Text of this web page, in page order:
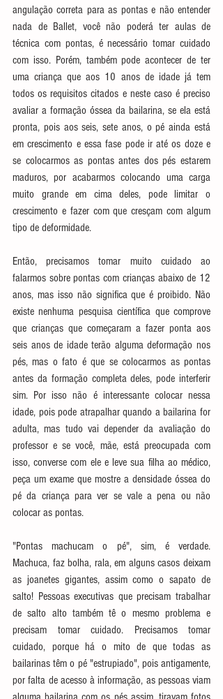
angulação correta para as pontas e não entender
nada de Ballet, você não poderá ter aulas de
técnica com pontas, é necessário tomar cuidado
com isso. Porém, também pode acontecer de ter
uma criança que aos 10 anos de idade já tem
todos os requisitos citados e neste caso é preciso
avaliar a formação óssea da bailarina, se ela está
pronta, pois aos seis, sete anos, o pé ainda está
em crescimento e essa fase pode ir até os doze e
se colocarmos as pontas antes dos pés estarem
maduros, por acabarmos colocando uma carga
muito grande em cima deles, pode limitar o
crescimento e fazer com que cresçam com algum
tipo de deformidade.
Então, precisamos tomar muito cuidado ao
falarmos sobre pontas com crianças abaixo de 12
anos, mas isso não significa que é proibido. Não
existe nenhuma pesquisa científica que comprove
que crianças que começaram a fazer ponta aos
seis anos de idade terão alguma deformação nos
pés, mas o fato é que se colocarmos as pontas
antes da formação completa deles, pode interferir
sim. Por isso não é interessante colocar nessa
idade, pois pode atrapalhar quando a bailarina for
adulta, mas tudo vai depender da avaliação do
professor e se você, mãe, está preocupada com
isso, converse com ele e leve sua filha ao médico,
peça um exame que mostre a densidade óssea do
pé da criança para ver se vale a pena ou não
colocar as pontas.
"Pontas machucam o pé", sim, é verdade.
Machuca, faz bolha, rala, em alguns casos deixam
as joanetes gigantes, assim como o sapato de
salto! Pessoas executivas que precisam trabalhar
de salto alto também tê o mesmo problema e
precisam tomar cuidado. Precisamos tomar
cuidado, porque há o mito de que todas as
bailarinas têm o pé "estrupiado", pois antigamente,
por falta de acesso à informação, as pessoas viam